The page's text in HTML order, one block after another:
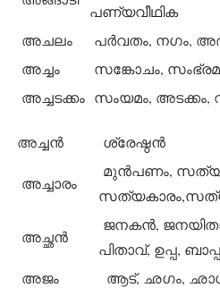
പണ്യവീഥിക
അചലം
പര്‍വതം, നഗം,
അച്ചം
സങ്കോചം,
അച്ചടക്കം സംയമം, അടക്കം,
അച്ചന്‍ ശ്രേഷ്ഠന്‍
അച്ചാരം
മുന്‍പണം,
അച്ഛന്‍
ജനകന്‍,
പിതാവ്, ഉപ്പ, ബാപ്പ
അജം
ആട്, ഛഗം,